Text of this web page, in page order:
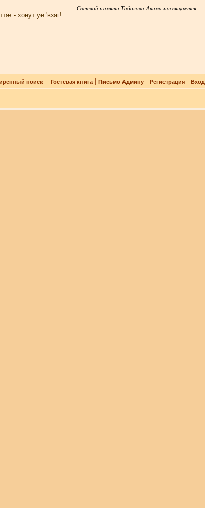
Светлой памяти Таболова Акима посвящается.
- зонут уе 'взаг!
поиск| Гостевая книга| Письмо Админу| Регистрация| Вход